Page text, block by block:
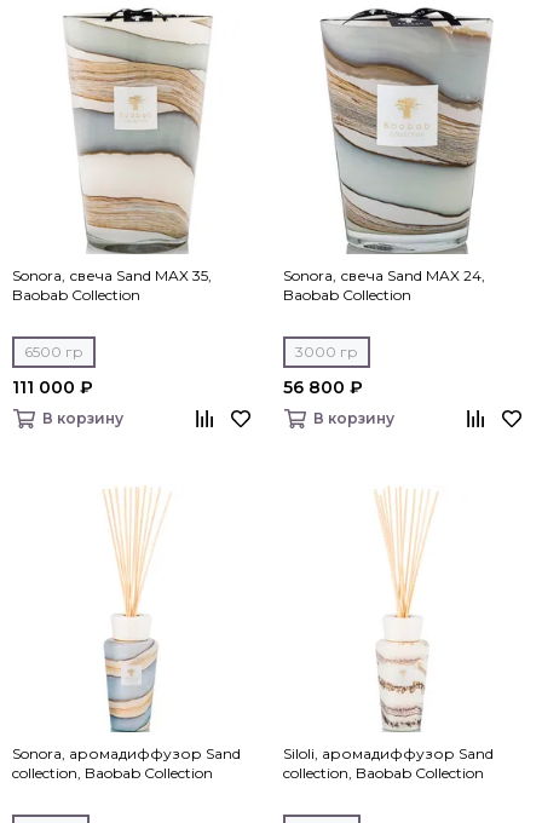
Sonora, свеча Sand MAX 35,
Baobab Collection
6500 гр
111 000 ₽
В корзину
Sonora, свеча Sand MAX 24,
Baobab Collection
3000 гр
56 800 ₽
В корзину
Sonora, аромадиффузор Sand
collection, Baobab Collection
Siloli, аромадиффузор Sand
collection, Baobab Collection